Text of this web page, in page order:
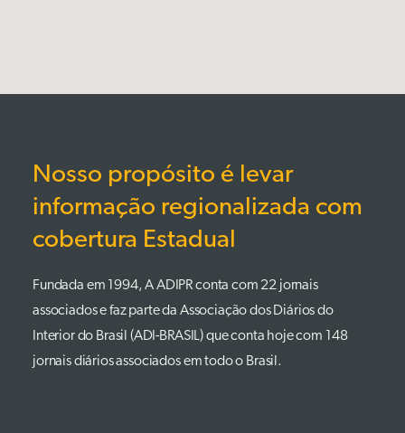
Nosso propósito é levar
informação regionalizada com
cobertura Estadual
Fundada em 1994, A ADIPR conta com 22 jornais
associados e faz parte da Associação dos Diários do
Interior do Brasil (ADI-BRASIL) que conta hoje com 148
jornais diários associados em todo o Brasil.